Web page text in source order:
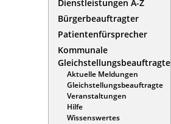
Dienstleistungen A-Z
Bürgerbeauftragter
Patientenfürsprecher
Kommunale
Gleichstellungsbeauftragte
Aktuelle Meldungen
Gleichstellungsbeauftragte
Veranstaltungen
Hilfe
Wissenswertes